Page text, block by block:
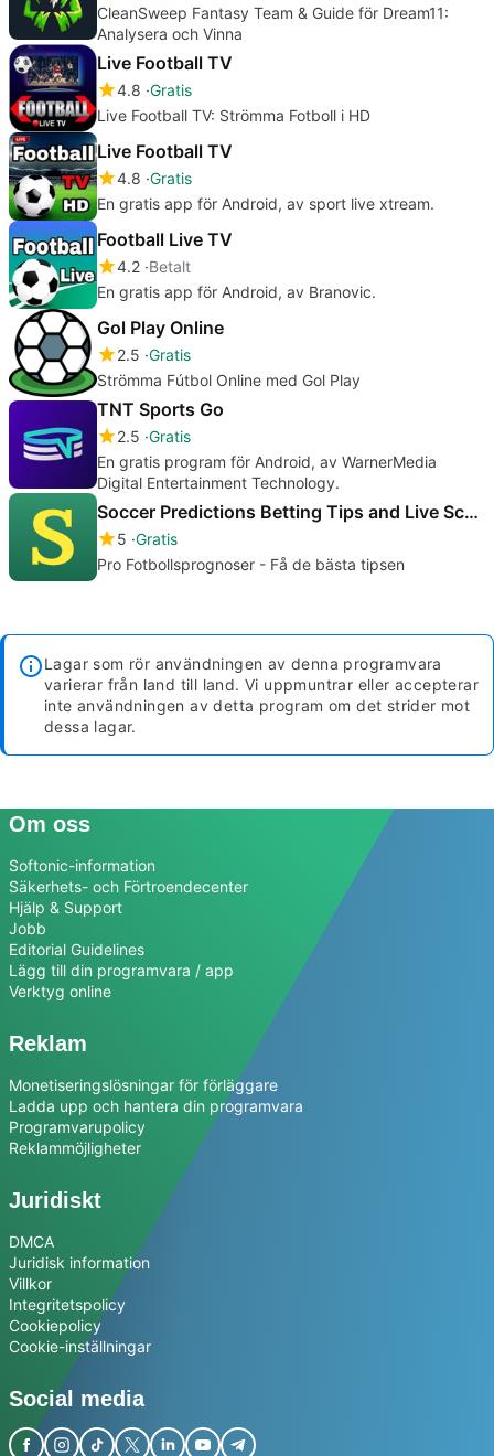
CleanSweep Fantasy Team & Guide för Dream11:
Analysera och Vinna
Live Football TV
4.8 Gratis
Live Football TV: Strömma Fotboll i HD
Live Football TV
4.8 Gratis
En gratis app för Android, av sport live xtream.
Football Live TV
4.2 Betalt
En gratis app för Android, av Branovic.
Gol Play Online
2.5 Gratis
Strömma Fútbol Online med Gol Play
TNT Sports Go
2.5 Gratis
En gratis program för Android, av WarnerMedia
Digital Entertainment Technology.
Soccer Predictions Betting Tips and Live Scores
5 Gratis
Pro Fotbollsprognoser - Få de bästa tipsen
Lagar som rör användningen av denna programvara
varierar från land till land. Vi uppmuntrar eller accepterar
inte användningen av detta program om det strider mot
dessa lagar.
Om oss
Softonic-information
Säkerhets- och Förtroendecenter
Hjälp & Support
Jobb
Editorial Guidelines
Lägg till din programvara / app
Verktyg online
Reklam
Monetiseringslösningar för förläggare
Ladda upp och hantera din programvara
Programvarupolicy
Reklammöjligheter
Juridiskt
DMCA
Juridisk information
Villkor
Integritetspolicy
Cookiepolicy
Cookie-inställningar
Social media